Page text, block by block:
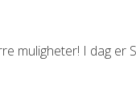
muligheter! I dag er